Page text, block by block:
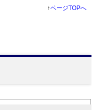
↑ページTOPへ